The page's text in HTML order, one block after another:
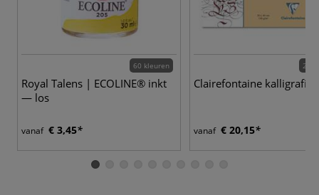
60 kleuren
Royal Talens | ECOLINE® inkt
— los
vanaf € 3,45
2
Clairefontaine
vanaf € 20,15